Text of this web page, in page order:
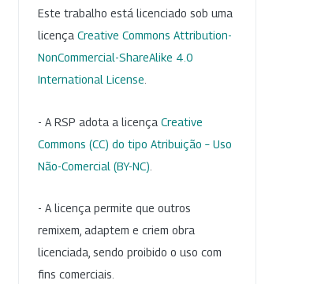
Este trabalho está licenciado sob uma
licença Creative Commons Attribution-
NonCommercial-ShareAlike 4.0
International License
- A RSP adota a licença Creative
Commons (CC) do tipo Atribuição – Uso
Não-Comercial (BY-NC)
- A licença permite que outros
remixem, adaptem e criem obra
licenciada, sendo proibido o uso com
fins comerciais.